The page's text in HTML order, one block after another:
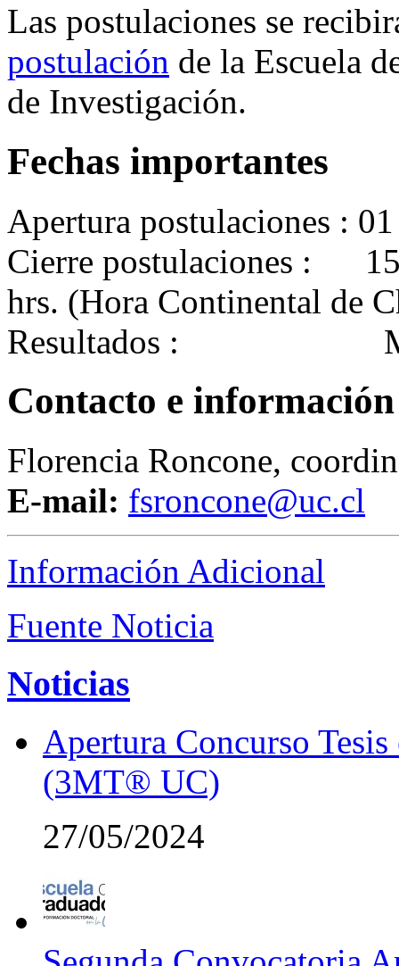
Las postulaciones se
postulación de la Escuela
de Investigación.
Fechas importantes
Apertura postulaciones :
Cierre postulaciones : 15
hrs. (Hora Continental de
Resultados :
Contacto e información
Florencia Roncone,
E-mail: fsroncone@uc.cl
Información Adicional
Fuente Noticia
Noticias
Apertura Concurso
(3MT® UC)
27/05/2024